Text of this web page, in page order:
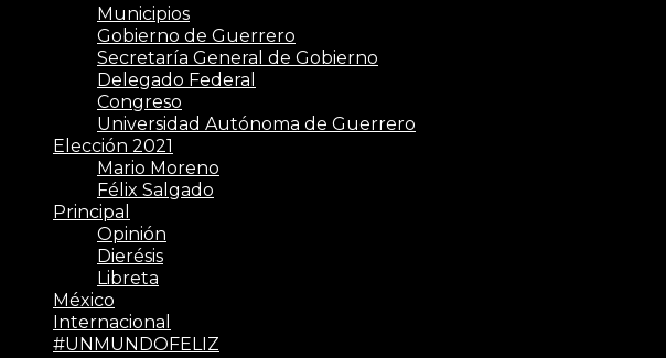
Municipios
Gobierno de Guerrero
Secretaría General de Gobierno
Delegado Federal
Congreso
Universidad Autónoma de Guerrero
Elección 2021
Mario Moreno
Félix Salgado
Principal
Opinión
Dierésis
Libreta
México
Internacional
#UNMUNDOFELIZ